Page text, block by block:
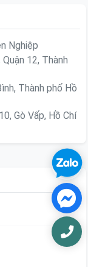
Nghiệp
12, Thành
Thành phố Hồ
Gò Vấp, Hồ Chí